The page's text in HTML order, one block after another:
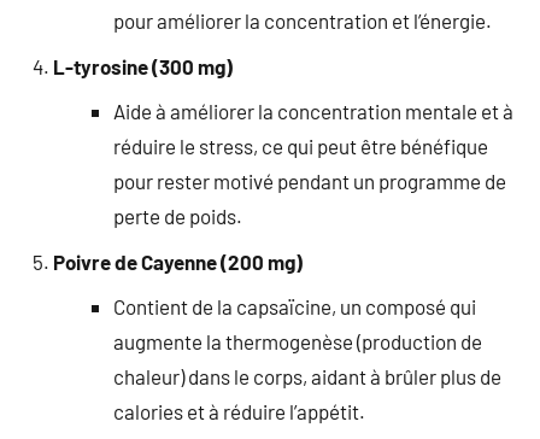
pour améliorer la concentration et l’énergie.
L-tyrosine (300 mg)
Aide à améliorer la concentration mentale et à
réduire le stress, ce qui peut être bénéfique
pour rester motivé pendant un programme de
perte de poids.
Poivre de Cayenne (200 mg)
Contient de la capsaïcine, un composé qui
augmente la thermogenèse (production de
chaleur) dans le corps, aidant à brûler plus de
calories et à réduire l’appétit.